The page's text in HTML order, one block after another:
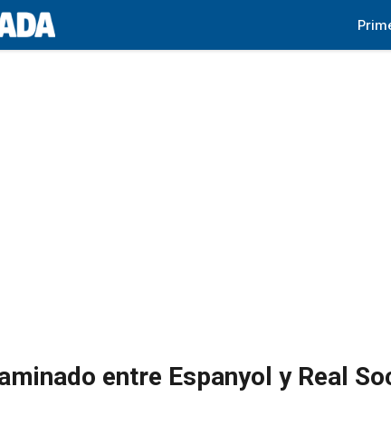
entre Espanyol y Real